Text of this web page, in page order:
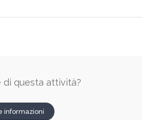
di questa attività?
informazioni